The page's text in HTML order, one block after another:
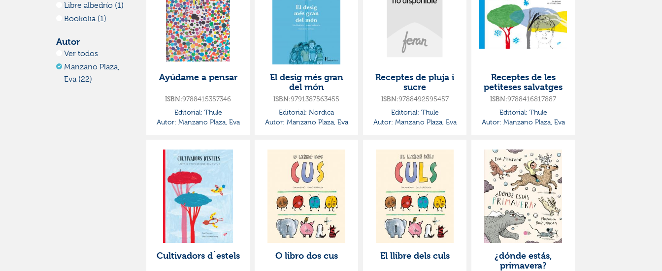
Libre albedrío (1)
Bookolia (1)
Autor
Ver todos
Manzano Plaza,
Eva (22)
Ayúdame a pensar
ISBN:9788415357346
Editorial: Thule
Autor: Manzano Plaza, Eva
El desig més gran
del món
ISBN:9791387563455
Editorial: Nordica
Autor: Manzano Plaza, Eva
Receptes de pluja i
sucre
ISBN:9788492595457
Editorial: Thule
Autor: Manzano Plaza, Eva
Receptes de les
petiteses salvatges
ISBN:9788416817887
Editorial: Thule
Autor: Manzano Plaza, Eva
Cultivadors d´estels O libro dos cus El llibre dels culs
¿dónde estás,
primavera?